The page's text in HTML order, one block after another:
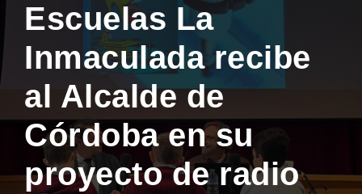
Escuelas La
Inmaculada recibe
al Alcalde de
Córdoba en su
proyecto de radio